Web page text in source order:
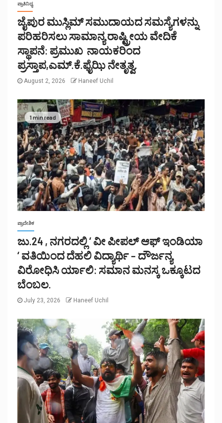
ಪ್ರಾತಿನಿಧ್ಯ
ಜೈಪುರ ಮುಸ್ಲಿಮ್ ಸಮುದಾಯದ ಸಮಸ್ಯೆಗಳನ್ನು
ಪರಿಹರಿಸಲು ಸಾಮಾನ್ಯ ರಾಷ್ಟ್ರೀಯ ವೇದಿಕೆ
ಸ್ಥಾಪನೆ: ಪ್ರಮುಖ ನಾಯಕರಿಂದ
ಪ್ರಸ್ತಾಪ,ಎಮ್.ಕೆ.ಫೈಝಿ ನೇತೃತ್ವ.
August 2, 2026 Haneef Uchil
1 min read
ಪ್ರಾದೇಶಿಕ
ಜು.24 , ನಗರದಲ್ಲಿ ‘ ವೀ ಪೀಪಲ್ ಆಫ್ ಇಂಡಿಯಾ
‘ ವತಿಯಿಂದ ದೆಹಲಿ ವಿದ್ಯಾರ್ಥಿ – ದೌರ್ಜನ್ಯ
ವಿರೋಧಿಸಿ ರ್ಯಾಲಿ: ಸಮಾನ ಮನಸ್ಕ ಒಕ್ಕೂಟದ
ಬೆಂಬಲ.
July 23, 2026 Haneef Uchil